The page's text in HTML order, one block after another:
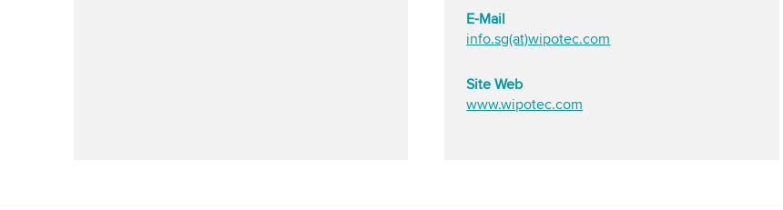
E-Mail
info.sg(at)wipotec.com
Site Web
www.wipotec.com